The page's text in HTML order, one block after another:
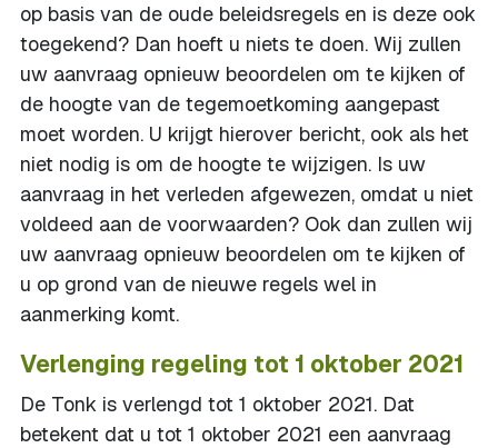
op basis van de oude beleidsregels en is deze ook
toegekend? Dan hoeft u niets te doen. Wij zullen
uw aanvraag opnieuw beoordelen om te kijken of
de hoogte van de tegemoetkoming aangepast
moet worden. U krijgt hierover bericht, ook als het
niet nodig is om de hoogte te wijzigen. Is uw
aanvraag in het verleden afgewezen, omdat u niet
voldeed aan de voorwaarden? Ook dan zullen wij
uw aanvraag opnieuw beoordelen om te kijken of
u op grond van de nieuwe regels wel in
aanmerking komt.
Verlenging regeling tot 1 oktober 2021
De Tonk is verlengd tot 1 oktober 2021. Dat
betekent dat u tot 1 oktober 2021 een aanvraag